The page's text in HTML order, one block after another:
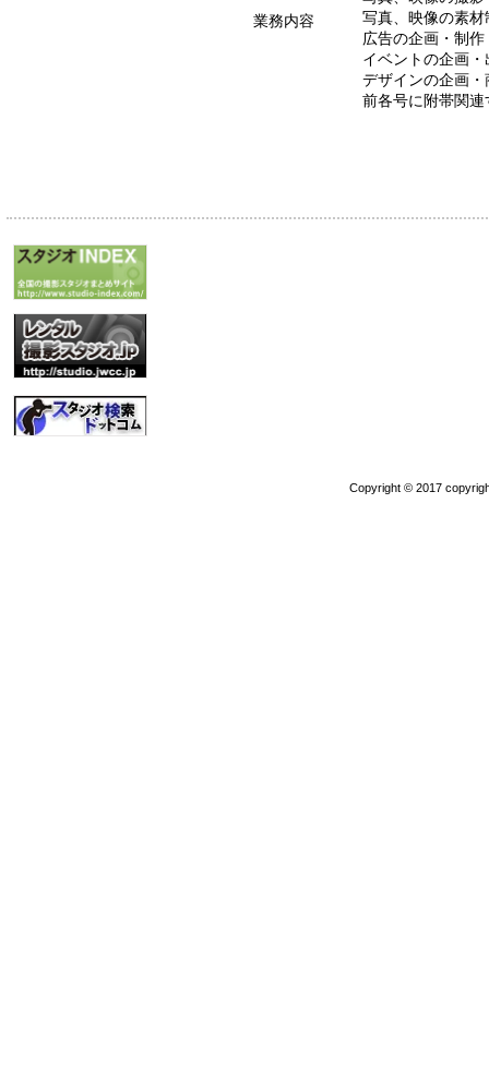
業務内容
写真、映像の素材
広告の企画・制作
イベントの企画
デザインの企画
前各号に附帯関
Copyright © 2017